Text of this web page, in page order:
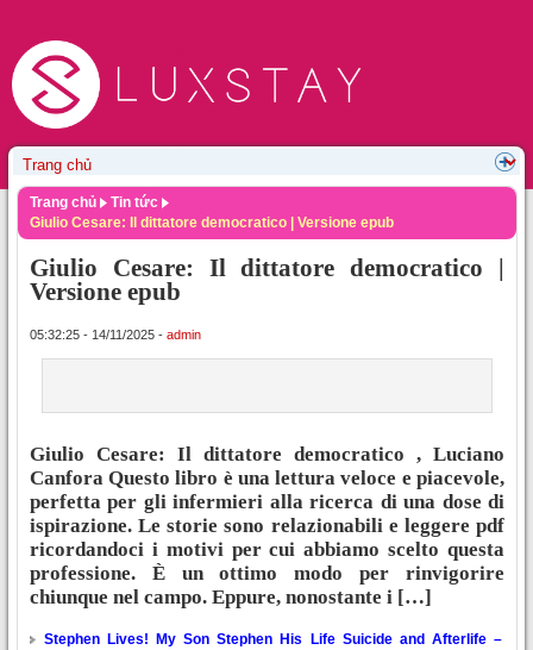
Trang chủ
Tin tức
Giulio Cesare: Il dittatore democratico | Versione epub
Giulio Cesare: Il dittatore democratico |
Versione epub
05:32:25 - 14/11/2025 - admin
Giulio Cesare: Il dittatore democratico , Luciano
Canfora Questo libro è una lettura veloce e piacevole,
perfetta per gli infermieri alla ricerca di una dose di
ispirazione. Le storie sono relazionabili e leggere pdf
ricordandoci i motivi per cui abbiamo scelto questa
professione. È un ottimo modo per rinvigorire
chiunque nel campo. Eppure, nonostante i […]
Stephen Lives! My Son Stephen His Life Suicide and Afterlife –